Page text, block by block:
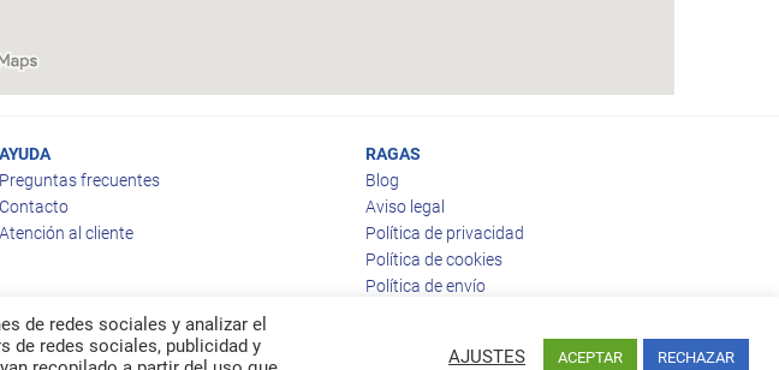
AYUDA
Preguntas frecuentes
Contacto
Atención al cliente
RAGAS
Blog
Aviso legal
Política de privacidad
Política de cookies
Política de envío
de redes sociales y analizar el
de redes sociales, publicidad y
AJUSTES ACEPTAR RECHAZAR